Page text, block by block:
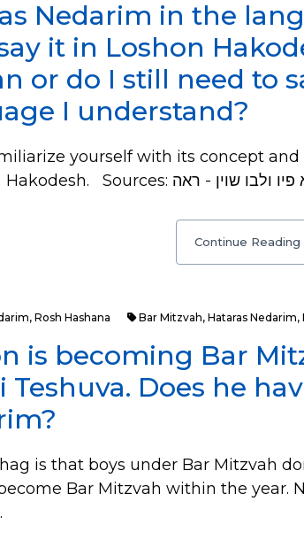
Nedarim in the
it in Loshon
or do I still need to
I understand?
yourself with its concept
Continue Reading
, Rosh Hashana Bar Mitzvah, Hataras Nedarim,
is becoming Bar
Teshuva. Does he
is that boys under Bar Mitzvah
Bar Mitzvah within the year.